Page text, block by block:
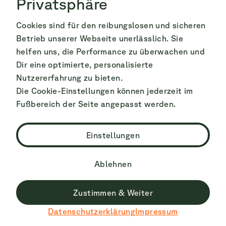
Privatsphäre
Cookies sind für den reibungslosen und sicheren
Betrieb unserer Webseite unerlässlich. Sie
helfen uns, die Performance zu überwachen und
Dir eine optimierte, personalisierte
Nutzererfahrung zu bieten.
Die Cookie-Einstellungen können jederzeit im
Fußbereich der Seite angepasst werden.
Einstellungen
Ablehnen
Zustimmen & Weiter
DatenschutzerklärungImpressum
Vulkan ähneln. Bis zu drei Meter hoch werden
dort in Berca die Schlammvulkane und wir
haben Glück, dass wir einige dieser Blubber-
Vulkane aus nächster Nähe betrachten dürfen
(in Rumänien ist es glücklicherweise noch nicht
wie in manch anderem Land dass solche Natur-
Attraktionen komplett abgesperrt und
touristisch vermarktet werden).